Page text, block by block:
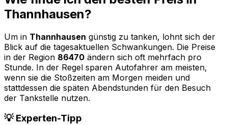
Thannhausen?
Um in Thannhausen günstig zu tanken, lohnt sich der
Blick auf die tagesaktuellen Schwankungen. Die Preise
in der Region 86470 ändern sich oft mehrfach pro
Stunde. In der Regel sparen Autofahrer am meisten,
wenn sie die Stoßzeiten am Morgen meiden und
stattdessen die späten Abendstunden für den Besuch
der Tankstelle nutzen.
💡 Experten-Tipp